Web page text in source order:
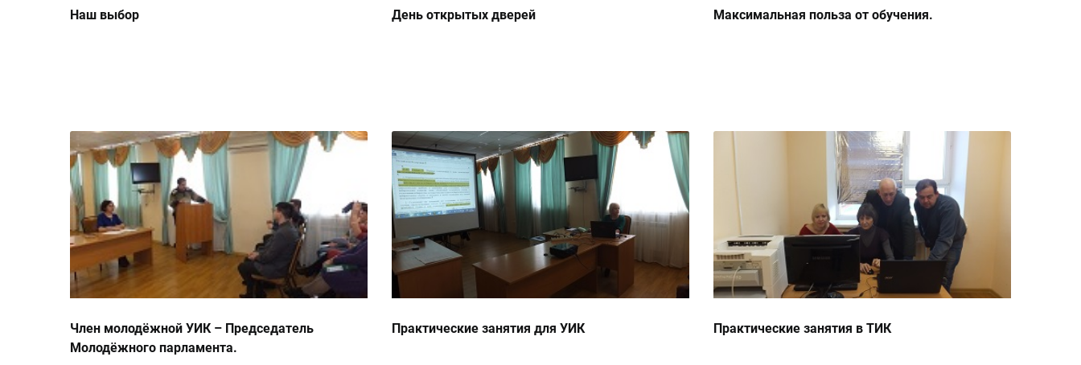
Наш выбор День открытых дверей Максимальная польза от обучения.
Член молодёжной УИК – Председатель
Молодёжного парламента.
Практические занятия для УИК Практические занятия в ТИК